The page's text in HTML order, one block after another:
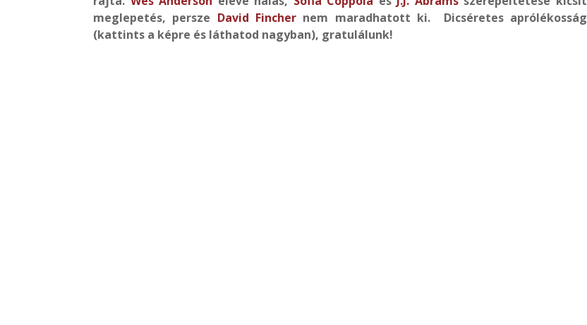
meglepetés, persze David Fincher nem maradhatott ki. Dicséretes aprólékosság
(kattints a képre és láthatod nagyban), gratulálunk!